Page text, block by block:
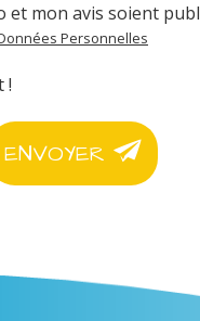
et mon avis soient
Personnelles
!
ENVOYER